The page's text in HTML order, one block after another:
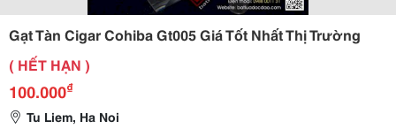
Gạt Tàn Cigar Cohiba Gt005 Giá Tốt Nhất Thị Trường
( HẾT HẠN )
100.000₫
Tu Liem, Ha Noi